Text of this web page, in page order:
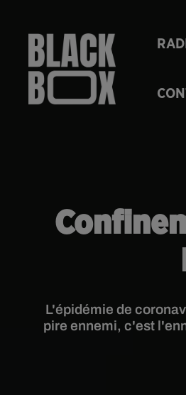
L'épidémie de
pire ennemi, c'est